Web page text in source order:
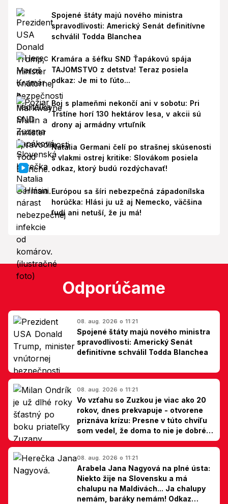
Spojené štáty majú nového ministra
spravodlivosti: Americký Senát definitívne
schválil Todda Blanchea
Kramára a šéfku SND Ťapákovú spája
TAJOMSTVO z detstva! Teraz posiela
odkaz: Je mi to ľúto...
Boj s plameňmi nekončí ani v sobotu: Pri
Trstíne horí 130 hektárov lesa, v akcii sú
drony aj armádny vrtuľník
Natalia Germani čelí po strašnej skúsenosti
s vlakmi ostrej kritike: Slovákom posiela
odkaz, ktorý budú rozdýchavať!
Európou sa šíri nebezpečná západonílska
horúčka: Hlási ju už aj Nemecko, väčšina
ľudí ani netuší, že ju má!
Odporúčame
08. aug. 2026 o 11:21
Spojené štáty majú nového ministra
spravodlivosti: Americký Senát
definitívne schválil Todda Blanchea
08. aug. 2026 o 11:21
Vo vzťahu so Zuzkou je viac ako 20
rokov, dnes prekvapuje - otvorene
priznáva krízu: Presne v túto chvíľu
som vedel, že doma to nie je dobré,
hovorí Milan Ondrík
08. aug. 2026 o 11:21
Arabela Jana Nagyová na plné ústa:
Niekto žije na Slovensku a má
chalupu na Maldivách... Ja chalupy
nemám, baráky nemám! Odkaz